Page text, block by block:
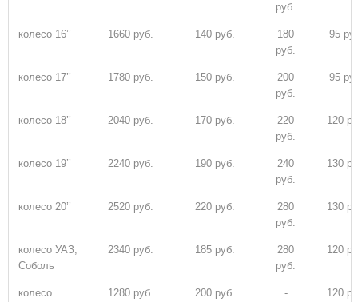
руб.
колесо 16’’ 1660 руб. 140 руб.
180
руб.
95
колесо 17’’ 1780 руб. 150 руб.
200
руб.
95
колесо 18’’ 2040 руб. 170 руб.
220
руб.
120
колесо 19’’ 2240 руб. 190 руб.
240
руб.
130
колесо 20’’ 2520 руб. 220 руб.
280
руб.
130
колесо УАЗ,
Соболь
2340 руб. 185 руб.
280
руб.
120
колесо
1280 руб. 200 руб. - 120